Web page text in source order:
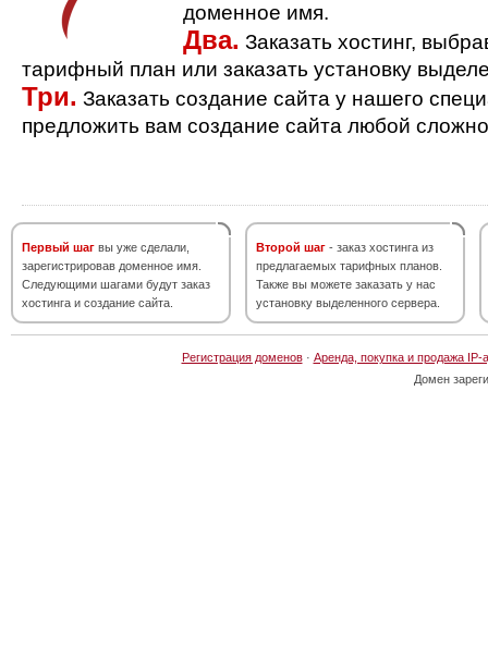
доменное имя.
Два. Заказать хостинг,
тарифный план или заказать установку
Три. Заказать создание сайта у нашего
предложить вам создание сайта любой
Первый шаг вы уже сделали,
зарегистрировав доменное имя.
Следующими шагами будут заказ
хостинга и создание сайта.
Второй шаг - заказ хостинга из
предлагаемых тарифных планов.
Также вы можете заказать у нас
установку выделенного сервера.
Регистрация доменов· Аренда, покупка и продажа IP-
Домен